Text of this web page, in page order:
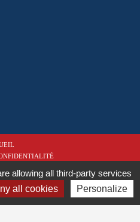
Tous droits réservés. Réalisationvt-design
allowing all third-party services
all cookies Personalize